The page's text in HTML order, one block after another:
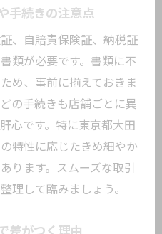
手続きの注意点
、自賠責保険証、納税証
類が必要です。書類に不
め、事前に揃えておきま
の手続きも店舗ごとに異
心です。特に東京都大田
特性に応じたきめ細やか
ります。スムーズな取引
理して臨みましょう。
差がつく理由